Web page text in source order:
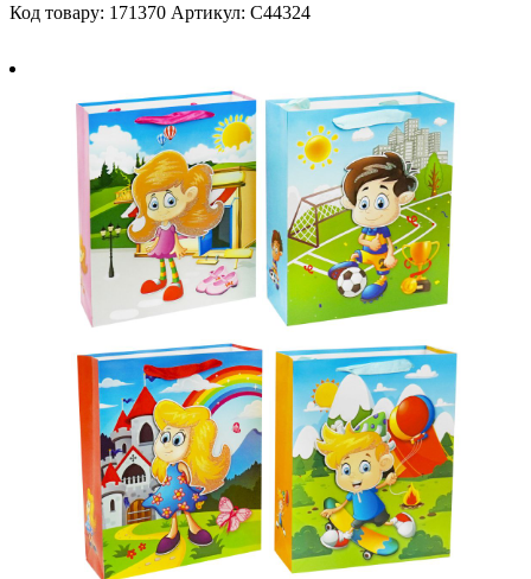
Код товару: 171370 Артикул: C44324